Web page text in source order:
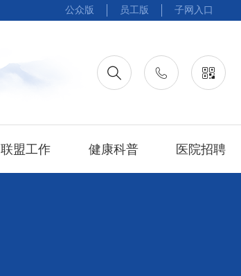
公众版 员工版 子网入口
联盟工作 健康科普 医院招聘